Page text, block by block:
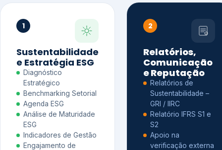
1
Sustentabilidade
e Estratégia ESG
Diagnóstico
Estratégico
Benchmarking Setorial
Agenda ESG
Análise de Maturidade
ESG
Indicadores de Gestão
Engajamento de
2
Relatórios,
Comunicação
e Reputação
Relatórios de
Sustentabilidade –
GRI / IIRC
Relatório IFRS S1 e
S2
Apoio na
verificação externa